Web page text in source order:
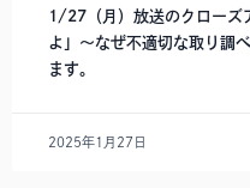
1/27（月）放送のクローズ
よ」〜なぜ不適切な取り調
ます。
2025年1月27日